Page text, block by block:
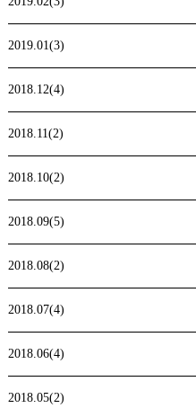
2019.01(3)
2018.12(4)
2018.11(2)
2018.10(2)
2018.09(5)
2018.08(2)
2018.07(4)
2018.06(4)
2018.05(2)